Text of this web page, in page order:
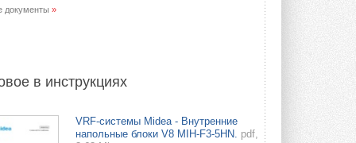
документы »
в инструкциях
VRF-системы Midea - Внутренние
напольные блоки V8 MIH-F3-5HN. pdf,